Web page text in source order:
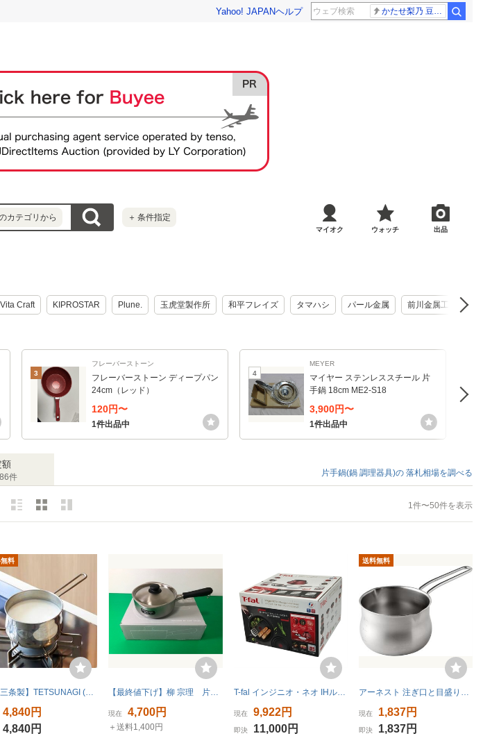
Yahoo! JAPANヘルプ かたせ梨乃 豆原一成
カテゴリから ＋ 条件指定
マイオク ウォッチ 出品
Vita Craft KIPROSTAR Plune. 玉虎堂製作所 和平フレイズ タマハシ パール金属 前川金属工業所
3
フレーバーストーン
フレーバーストーン ディープパン
24cm（レッド）
120円〜
1件出品中
4
MEYER
マイヤー ステンレススチール 片
手鍋 18cm ME2-S18
3,900円〜
1件出品中
額
件 片手鍋(鍋 調理器具)の 落札相場を調べる
1件〜50件を表示
料
【燕三条製】TETSUNAGI (テツナギ) 片手鍋 14cm ミルクパン1L つぼ型小鍋 ステンレス製 ガス・IH200V対sz
4,840円
4,840円
【最終値下げ】柳 宗理 片手鍋 18㎝ ステンレス製 IH対応 新品未使用 人気デザイナー鍋 高機能非対称蓋
現在 4,700円
＋送料1,400円
T-fal インジニオ・ネオ IHルージュ・アンリミテッド IH ガス火 対応 未使用 未開封 F11501496
現在 9,922円
即決 11,000円
送料無料
アーネスト 注ぎ口と目盛り付き ミルクパン 11cm 0.8L ガス火専用 ミニマルチポット ステンレス製 逸品物創 燕三条製 日
現在 1,837円
即決 1,837円